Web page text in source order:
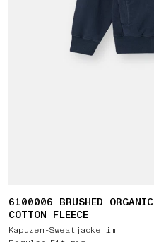
6100006 BRUSHED ORGANIC
COTTON FLEECE
Kapuzen-Sweatjacke im